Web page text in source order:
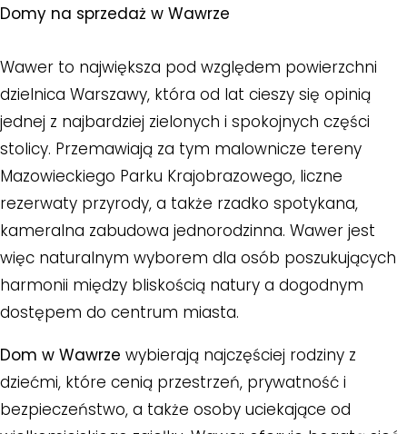
Domy na sprzedaż w Wawrze
Wawer to największa pod względem powierzchni
dzielnica Warszawy, która od lat cieszy się opinią
jednej z najbardziej zielonych i spokojnych części
stolicy. Przemawiają za tym malownicze tereny
Mazowieckiego Parku Krajobrazowego, liczne
rezerwaty przyrody, a także rzadko spotykana,
kameralna zabudowa jednorodzinna. Wawer jest
więc naturalnym wyborem dla osób poszukujących
harmonii między bliskością natury a dogodnym
dostępem do centrum miasta.
Dom w Wawrze wybierają najczęściej rodziny z
dziećmi, które cenią przestrzeń, prywatność i
bezpieczeństwo, a także osoby uciekające od